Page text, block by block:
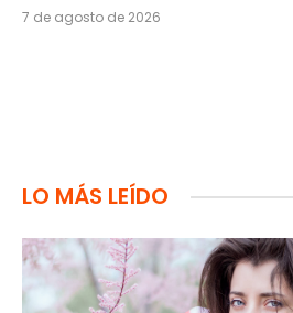
7 de agosto de 2026
LO MÁS LEÍDO